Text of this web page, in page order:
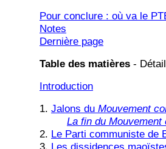
Pour conclure : où va le
Notes
Dernière page
Table des matières -
Introduction
1. Jalons du Mouvement
La fin du
2. Le Parti communiste de
3. Les dissidences